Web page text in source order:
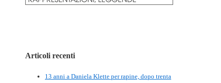
Articoli recenti
13 anni a Daniela Klette per rapine, dopo trenta